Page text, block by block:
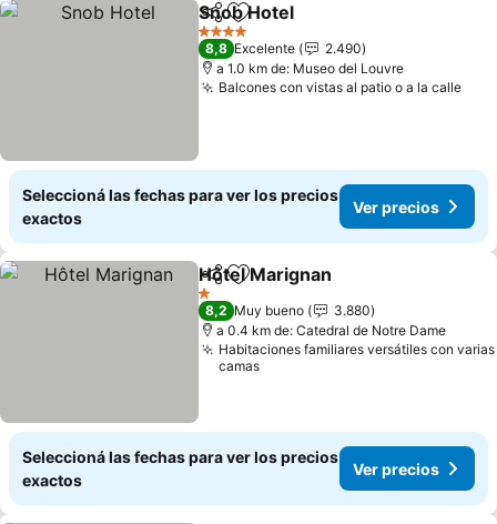
CompartirAñadir a favoritos
Snob Hotel
4 Estrellas
8,8 Excelente
2.490
a 1.0 km de: Museo del Louvre
Balcones con vistas al patio o a la calleVer
Seleccioná las fechas para ver los precios
exactos
Ver precios
CompartirAñadir a favoritos
Hôtel Marignan
1 Estrellas
8,2 Muy bueno
3.880
a 0.4 km de: Catedral de Notre Dame
Habitaciones familiares versátiles con varias
camas
Seleccioná las fechas para ver los precios
exactos
Ver precios